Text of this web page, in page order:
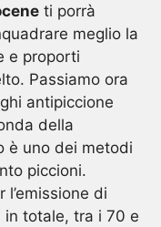
ti porrà
meglio la
e proporti
Passiamo ora
antipiccione
della
è uno dei metodi
piccioni.
l’emissione di
in totale, tra i 70 e